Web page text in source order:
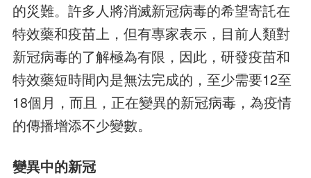
的災難。許多人將消滅新冠病毒的希望寄託在
特效藥和疫苗上，但有專家表示，目前人類對
新冠病毒的了解極為有限，因此，研發疫苗和
特效藥短時間內是無法完成的，至少需要12至
18個月，而且，正在變異的新冠病毒，為疫情
的傳播增添不少變數。
變異中的新冠